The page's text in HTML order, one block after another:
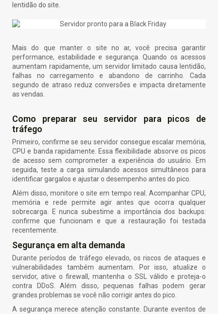
lentidão do site.
Mais do que manter o site no ar, você precisa garantir
performance, estabilidade e segurança. Quando os acessos
aumentam rapidamente, um servidor limitado causa lentidão,
falhas no carregamento e abandono de carrinho. Cada
segundo de atraso reduz conversões e impacta diretamente
as vendas.
Como preparar seu servidor para picos de
tráfego
Primeiro, confirme se seu servidor consegue escalar memória,
CPU e banda rapidamente. Essa flexibilidade absorve os picos
de acesso sem comprometer a experiência do usuário. Em
seguida, teste a carga simulando acessos simultâneos para
identificar gargalos e ajustar o desempenho antes do pico.
Além disso, monitore o site em tempo real. Acompanhar CPU,
memória e rede permite agir antes que ocorra qualquer
sobrecarga. E nunca subestime a importância dos backups:
confirme que funcionam e que a restauração foi testada
recentemente.
Segurança em alta demanda
Durante períodos de tráfego elevado, os riscos de ataques e
vulnerabilidades também aumentam. Por isso, atualize o
servidor, ative o firewall, mantenha o SSL válido e proteja-o
contra DDoS. Além disso, pequenas falhas podem gerar
grandes problemas se você não corrigir antes do pico.
A segurança merece atenção constante. Durante eventos de